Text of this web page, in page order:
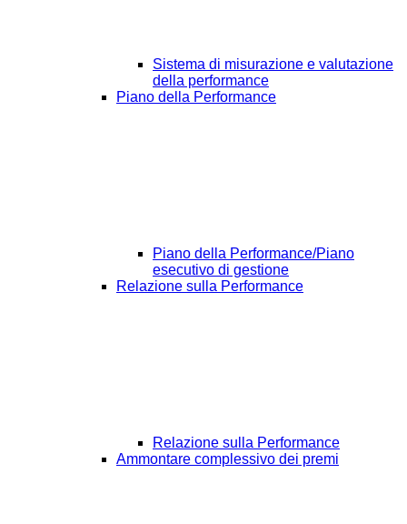
Sistema di misurazione e valutazione
della performance
Piano della Performance
Piano della Performance/Piano
esecutivo di gestione
Relazione sulla Performance
Relazione sulla Performance
Ammontare complessivo dei premi